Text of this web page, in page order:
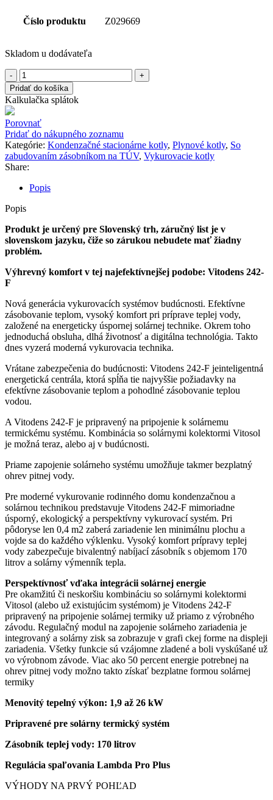
Číslo produktu Z029669
Skladom u dodávateľa
množstvo
VIESSMANN
Vitodens
242-
25
kW
B2UH
zásobníkom
170
7"
dotykovým
displejom
Pridať do košíka
Kalkulačka splátok
Porovnať
Pridať do nákupného zoznamu
Kategórie: Kondenzačné stacionárne kotly, Plynové kotly, So
zabudovaním zásobníkom na TÚV, Vykurovacie kotly
Share:
Popis
Popis
Produkt je určený pre Slovenský trh, záručný list je v
slovenskom jazyku, čiže so zárukou nebudete mať žiadny
problém.
Výhrevný komfort v tej najefektívnejšej podobe: Vitodens 242-
F
Nová generácia vykurovacích systémov budúcnosti. Efektívne
zásobovanie teplom, vysoký komfort pri príprave teplej vody,
založené na energeticky úspornej solárnej technike. Okrem toho
jednoduchá obsluha, dlhá životnosť a digitálna technológia. Takto
dnes vyzerá moderná vykurovacia technika.
Vrátane zabezpečenia do budúcnosti: Vitodens 242-F jeinteligentná
energetická centrála, ktorá spĺňa tie najvyššie požiadavky na
efektívne zásobovanie teplom a pohodlné zásobovanie teplou
vodou.
A Vitodens 242-F je pripravený na pripojenie k solárnemu
termickému systému. Kombinácia so solárnymi kolektormi Vitosol
je možná teraz, alebo aj v budúcnosti.
Priame zapojenie solárneho systému umožňuje takmer bezplatný
ohrev pitnej vody.
Pre moderné vykurovanie rodinného domu kondenzačnou a
solárnou technikou predstavuje Vitodens 242-F mimoriadne
úsporný, ekologický a perspektívny vykurovací systém. Pri
pôdoryse len 0,4 m2 zaberá zariadenie len minimálnu plochu a
vojde sa do každého výklenku. Vysoký komfort prípravy teplej
vody zabezpečuje bivalentný nabíjací zásobník s objemom 170
litrov a solárny výmenník tepla.
Perspektívnosť vďaka integrácii solárnej energie
Pre okamžitú či neskoršiu kombináciu so solárnymi kolektormi
Vitosol (alebo už existujúcim systémom) je Vitodens 242-F
pripravený na pripojenie solárnej termiky už priamo z výrobného
závodu. Regulačný modul na zapojenie solárneho zariadenia je
integrovaný a solárny zisk sa zobrazuje v grafi ckej forme na displeji
zariadenia. Všetky funkcie sú vzájomne zladené a boli vyskúšané už
vo výrobnom závode. Viac ako 50 percent energie potrebnej na
ohrev pitnej vody možno takto získať bezplatne formou solárnej
termiky
Menovitý tepelný výkon: 1,9 až 26 kW
Pripravené pre solárny termický systém
Zásobník teplej vody: 170 litrov
Regulácia spaľovania Lambda Pro Plus
VÝHODY NA PRVÝ POHĽAD